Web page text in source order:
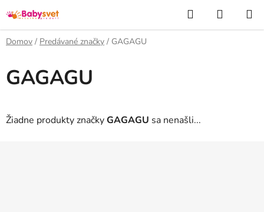
na
obsah
Hľadať
KOŠÍK
Domov / Predávané značky / GAGAGU
GAGAGU
Žiadne produkty značkyGAGAGU sa nenašli...